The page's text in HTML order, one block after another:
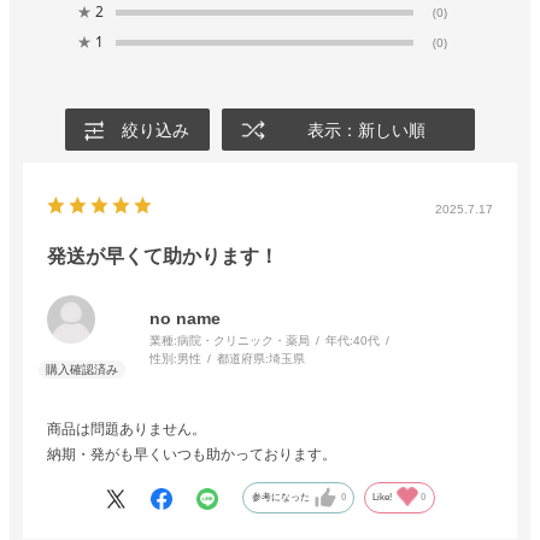
★ 2 (0)
★ 1 (0)
絞り込み 表示：新しい順
2025.7.17
発送が早くて助かります！
no name
業種:病院・クリニック・薬局 年代:40代
性別:男性 都道府県:埼玉県
商品は問題ありません。
納期・発がも早くいつも助かっております。
参考になった 0 Like! 0